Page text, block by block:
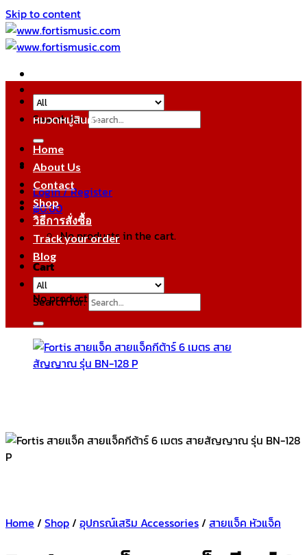
Skip to content
Search for:
Login / Register
฿0.00
No products in the cart.
Cart
No products in the cart.
หมวดหมู่สินค้า
Home
About Us
Contact
Shop
วิธีการสั่งซื้อ
Track your order
Blog
Search for:
Home / Shop/ อุปกรณ์เสริม Accessories/ สายแจ็ค หัวแจ็ค